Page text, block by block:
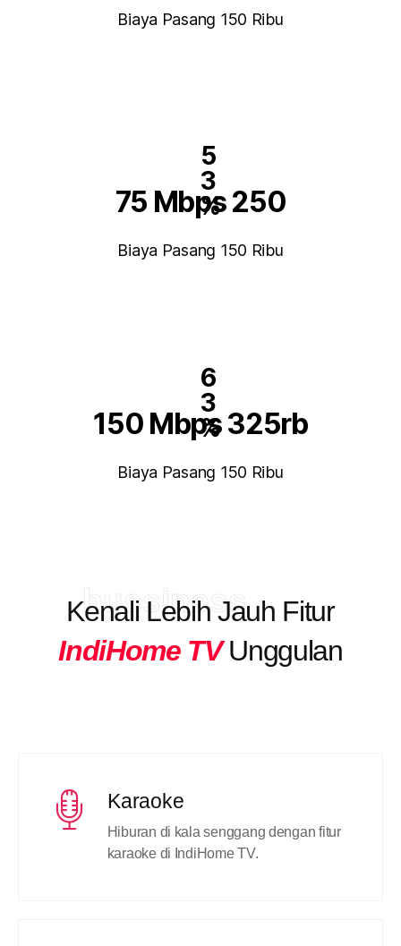
Biaya Pasang 150 Ribu
5
3
%
75 Mbps 250
Biaya Pasang 150 Ribu
6
3
%
150 Mbps 325rb
Biaya Pasang 150 Ribu
bussiness
Kenali Lebih Jauh Fitur
IndiHome TVUnggulan
Karaoke
Hiburan di kala senggang dengan fitur
karaoke di IndiHome TV.